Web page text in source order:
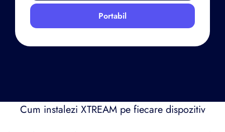
Portabil
Cum instalezi XTREAM pe fiecare dispozitiv